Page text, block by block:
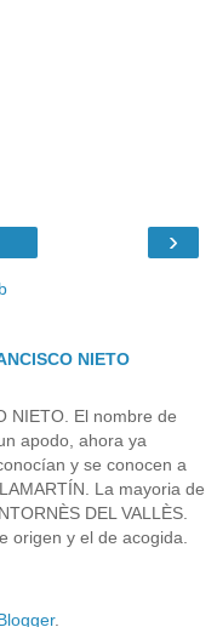
›
NIETO
NIETO. El nombre de
apodo, ahora ya
y se conocen a
La mayoria de
DEL VALLÈS.
origen y el de acogida.
.